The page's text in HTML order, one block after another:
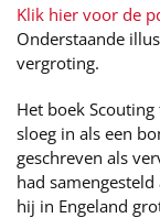
Klik hier voor de
Onderstaande
vergroting.
Het boek
sloeg in als een
geschreven als
had
hij in Engeland